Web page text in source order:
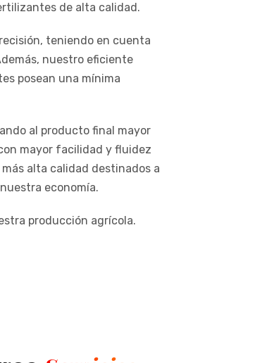
de alta calidad.
teniendo en cuenta
nuestro eficiente
posean una mínima
al producto final mayor
mayor facilidad y fluidez
alta calidad destinados a
economía.
producción agrícola.